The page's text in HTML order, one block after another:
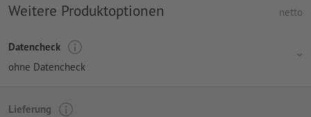
Weitere Produktoptionen netto
Datencheck
ohne Datencheck
Lieferung